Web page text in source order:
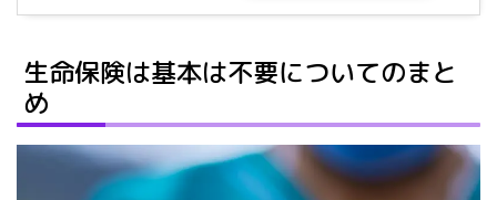
生命保険は基本は不要についてのまと
め